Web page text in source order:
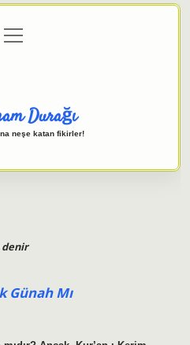
Politikası
menüyü
aç
Durağı
neşe katan fikirler!
denir
Günah Mı